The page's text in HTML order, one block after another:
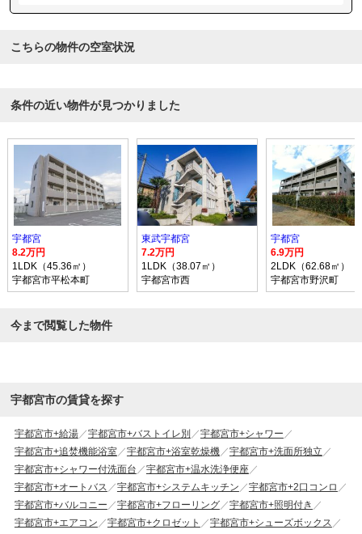
こちらの物件の空室状況
条件の近い物件が見つかりました
宇都宮
8.2万円
1LDK（45.36㎡）
宇都宮市平松本町
東武宇都宮
7.2万円
1LDK（38.07㎡）
宇都宮市西
宇都宮
6.9万円
2LDK（62.68㎡）
宇都宮市野沢町
今まで閲覧した物件
宇都宮市の賃貸を探す
宇都宮市+給湯 宇都宮市+バストイレ別
宇都宮市+シャワー
宇都宮市+追焚機能浴室
宇都宮市+浴室乾燥機
宇都宮市+洗面所独立
宇都宮市+シャワー付洗面台
宇都宮市+温水洗浄便座
宇都宮市+オートバス
宇都宮市+システムキッチン
宇都宮市+2口コンロ
宇都宮市+バルコニー
宇都宮市+フローリング
宇都宮市+照明付き
宇都宮市+エアコン
宇都宮市+クロゼット
宇都宮市+シューズボックス